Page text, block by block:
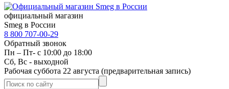
официальный магазин
Smeg в России
8 800 707-00-29
Обратный звонок
Пн – Пт- с 10:00 до 18:00
Сб, Вс - выходной
Рабочая суббота 22 августа (предварительная запись)